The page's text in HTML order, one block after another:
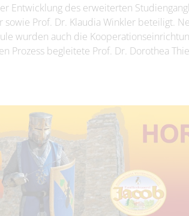
Entwicklung des erweiterten
sowie Prof. Dr. Klaudia Winkler beteiligt.
wurden auch die
Prozess begleitete Prof. Dr. Dorothea